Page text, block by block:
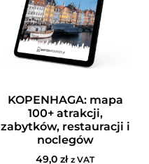
KOPENHAGA: mapa
100+ atrakcji,
zabytków, restauracji i
noclegów
49,0 zł z VAT